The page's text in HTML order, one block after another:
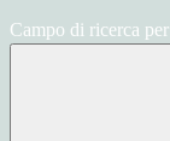
Campo di ricerca